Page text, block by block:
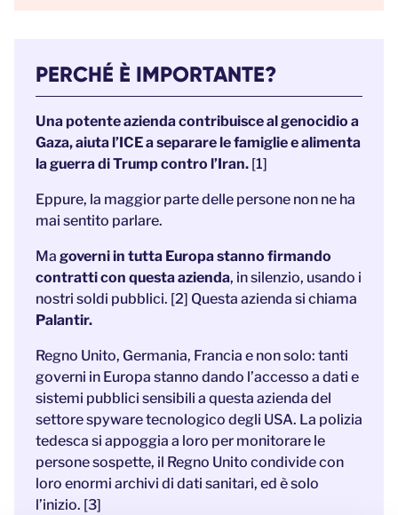
PERCHÉ È IMPORTANTE?
Una potente azienda contribuisce al genocidio a
Gaza, aiuta l’ICE a separare le famiglie e alimenta
la guerra di Trump contro l’Iran. [1]
Eppure, la maggior parte delle persone non ne ha
mai sentito parlare.
Ma governi in tutta Europa stanno firmando
contratti con questa azienda, in silenzio, usando i
nostri soldi pubblici. [2] Questa azienda si chiama
Palantir.
Regno Unito, Germania, Francia e non solo: tanti
governi in Europa stanno dando l’accesso a dati e
sistemi pubblici sensibili a questa azienda del
settore spyware tecnologico degli USA. La polizia
tedesca si appoggia a loro per monitorare le
persone sospette, il Regno Unito condivide con
loro enormi archivi di dati sanitari, ed è solo
l’inizio. [3]